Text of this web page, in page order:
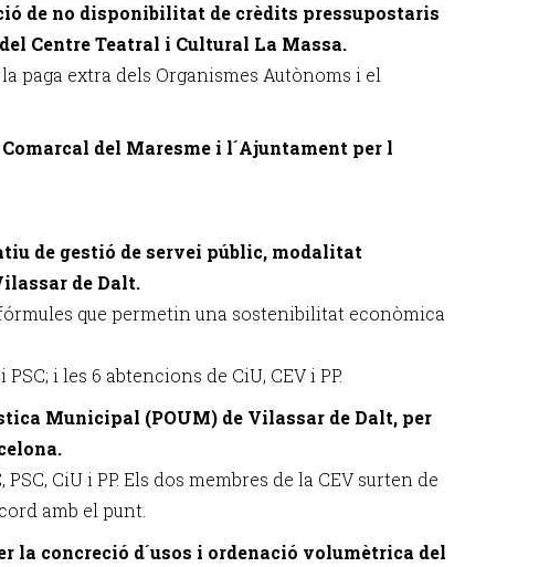
de no disponibilitat de crèdits pressupostaris
Centre Teatral i Cultural La Massa.
paga extra dels Organismes Autònoms i el
del Maresme i l´Ajuntament per l
de gestió de servei públic, modalitat
de Dalt.
que permetin una sostenibilitat econòmica
i les 6 abtencions de CiU, CEV i PP.
Municipal (POUM) de Vilassar de Dalt, per
CiU i PP. Els dos membres de la CEV surten de
amb el punt.
concreció d´usos i ordenació volumètrica del